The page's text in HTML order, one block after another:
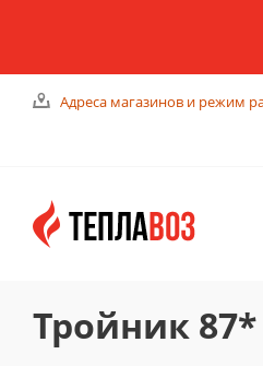
Адреса магазинов и режим
Тройник